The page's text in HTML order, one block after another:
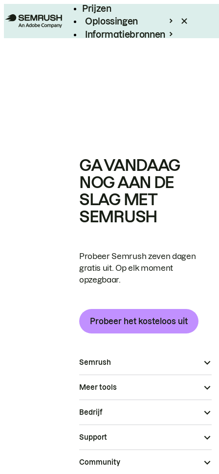
Prijzen
Oplossingen
Informatiebronnen
GA VANDAAG
NOG AAN DE
SLAG MET
SEMRUSH
Probeer Semrush zeven dagen
gratis uit. Op elk moment
opzegbaar.
Probeer het kosteloos uit
Semrush
Meer tools
Bedrijf
Support
Community